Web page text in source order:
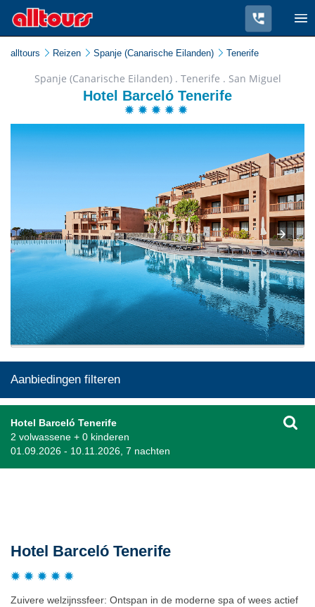
alltours Reizen Spanje (Canarische Eilanden) Tenerife
Spanje (Canarische Eilanden) . Tenerife . San Miguel
Hotel Barceló Tenerife
Aanbiedingen filteren
Hotel Barceló Tenerife
2 volwassene + 0 kinderen
01.09.2026 - 10.11.2026, 7 nachten
Hotel Barceló Tenerife
Zuivere welzijnssfeer: Ontspan in de moderne spa of wees actief